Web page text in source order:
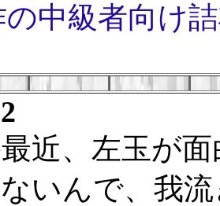
の中級者向け
近、左玉が
いんで、我